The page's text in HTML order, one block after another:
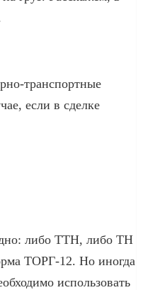
транспортные
если в сделке
либо ТТН, либо ТН
ТОРГ-12. Но иногда
использовать